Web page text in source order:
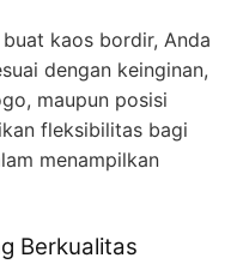
kaos bordir, Anda
dengan keinginan,
maupun posisi
fleksibilitas bagi
menampilkan
Berkualitas